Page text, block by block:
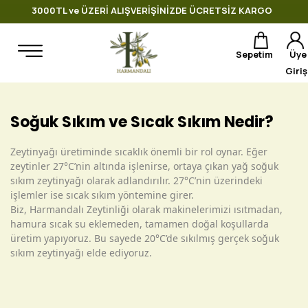
Soğuk Sıkım ve Sıcak Sıkım Nedir?
Zeytinyağı üretiminde sıcaklık önemli bir rol oynar. Eğer
zeytinler 27°C’nin altında işlenirse, ortaya çıkan yağ soğuk
sıkım zeytinyağı olarak adlandırılır. 27°C’nin üzerindeki
işlemler ise sıcak sıkım yöntemine girer.
Biz, Harmandalı Zeytinliği olarak makinelerimizi ısıtmadan,
hamura sıcak su eklemeden, tamamen doğal koşullarda
üretim yapıyoruz. Bu sayede 20°C’de sıkılmış gerçek soğuk
sıkım zeytinyağı elde ediyoruz.
3000TL ve ÜZERİ ALIŞVERİŞİNİZDE ÜCRETSİZ KARGO
Üye
Sepetim